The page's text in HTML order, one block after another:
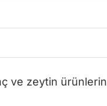
ve zeytin